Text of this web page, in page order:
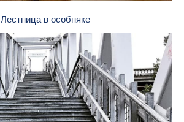
Лестница в особняке